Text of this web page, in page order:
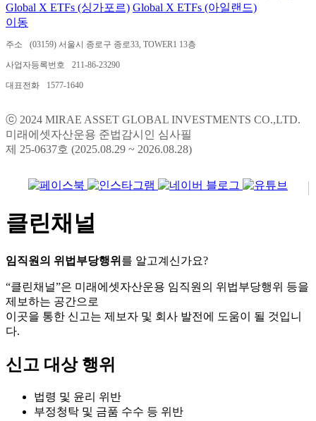
Global X ETFs (싱가포르) Global X ETFs (아일랜드)
이동
주소 (03159) 서울시 종로구 종로33, TOWER1 13층
사업자등록번호 211-86-23290
대표전화 1577-1640
ⓒ 2024 MIRAE ASSET GLOBAL INVESTMENTS CO.,LTD.
미래에셋자산운용 준법감시인 심사필
제 25-0637호 (2025.08.29 ~ 2026.08.28)
클린채널
임직원의 위법부당행위 를 알고계신가요?
“클린채널”은 미래에셋자산운용 임직원의 위법부당행위 등을
제보하는 공간으로
이곳을 통한 신고는 제보자 및 회사 발전에 도움이 될 것입니
다.
신고 대상 행위
법령 및 윤리 위반
부정청탁 및 금품 수수 등 위반